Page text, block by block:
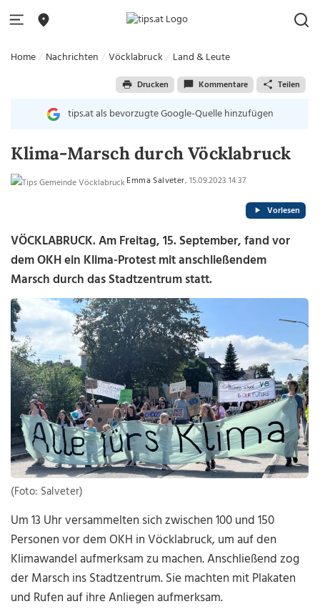
Home Nachrichten Vöcklabruck Land & Leute
Drucken Kommentare Teilen
tips.at als bevorzugte Google-Quelle hinzufügen
Klima-Marsch durch Vöcklabruck
Emma Salveter, 15.09.2023 14:37
Vorlesen
VÖCKLABRUCK. Am Freitag, 15. September, fand vor
dem OKH ein Klima-Protest mit anschließendem
Marsch durch das Stadtzentrum statt.
(Foto: Salveter)
Um 13 Uhr versammelten sich zwischen 100 und 150
Personen vor dem OKH in Vöcklabruck, um auf den
Klimawandel aufmerksam zu machen. Anschließend zog
der Marsch ins Stadtzentrum. Sie machten mit Plakaten
und Rufen auf ihre Anliegen aufmerksam.